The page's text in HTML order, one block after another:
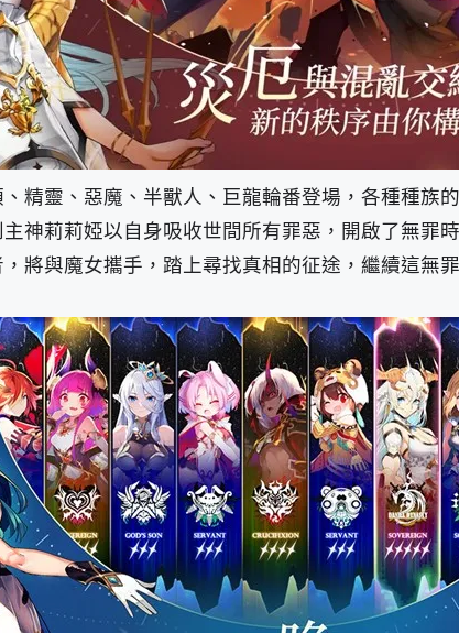
精靈、惡魔、半獸人、巨龍輪番登場，各種種族
神莉莉婭以自身吸收世間所有罪惡，開啟了無罪
將與魔女攜手，踏上尋找真相的征途，繼續這無